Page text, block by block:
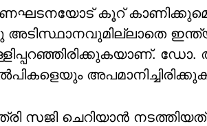
കൂറ്
അടിസ്ഥാനവുമില്ലാതെ
സജി ചെറിയാന്‍